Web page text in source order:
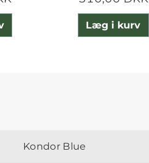
Læg i kurv
Kondor Blue